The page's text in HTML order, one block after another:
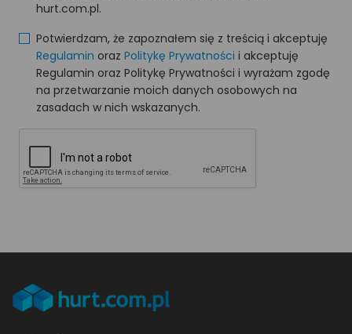
hurt.com.pl.
Potwierdzam, że zapoznałem się z treścią i akceptuję
Regulamin oraz Politykę Prywatności i akceptuję
Regulamin oraz Politykę Prywatności i wyrażam zgodę
na przetwarzanie moich danych osobowych na
zasadach w nich wskazanych.